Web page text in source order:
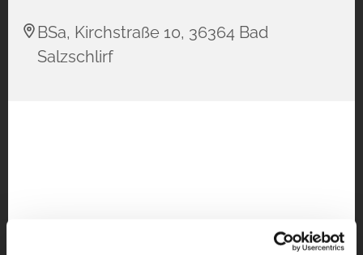
BSa, Kirchstraße 10, 36364 Bad
Salzschlirf